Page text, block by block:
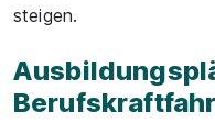
steigen.